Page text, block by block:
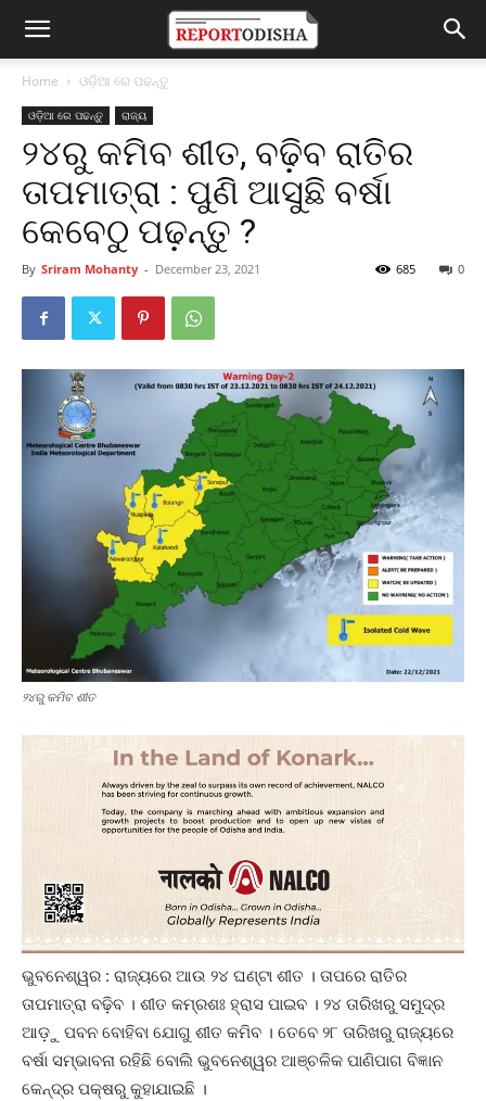
Home ଓଡ଼ିଆ ରେ ପଢନ୍ତୁ
ଓଡ଼ିଆ ରେ ପଢନ୍ତୁ ରାଜ୍ୟ
୨୪ରୁ କମିବ ଶୀତ, ବଢ଼ିବ ରାତିର
ତାପମାତ୍ରା : ପୁଣି ଆସୁଛି ବର୍ଷା
କେବେଠୁ ପଢ଼ନ୍ତୁ ?
By Sriram Mohanty - December 23, 2021 0
685
୨୪ରୁ କମିବ ଶୀତ
ଭୁବନେଶ୍ୱର : ରାଜ୍ୟରେ ଆଉ ୨୪ ଘଣ୍ଟା ଶୀତ । ତାପରେ ରାତିର
ତାପମାତ୍ରା ବଢ଼ିବ । ଶୀତ କମ୍ରଶଃ ହ୍ରାସ ପାଇବ । ୨୪ ତାରିଖରୁ ସମୁଦ୍ର
ଆଡ଼ୁ ପବନ ବୋହିବା ଯୋଗୁ ଶୀତ କମିବ । ତେବେ ୨୮ ତାରିଖରୁ ରାଜ୍ୟରେ
ବର୍ଷା ସମ୍ଭାବନା ରହିଛି ବୋଲି ଭୁବନେଶ୍ୱର ଆଞ୍ଚଳିକ ପାଣିପାଗ ବିଜ୍ଞାନ
କେନ୍ଦ୍ର ପକ୍ଷରୁ କୁହାଯାଇଛି ।